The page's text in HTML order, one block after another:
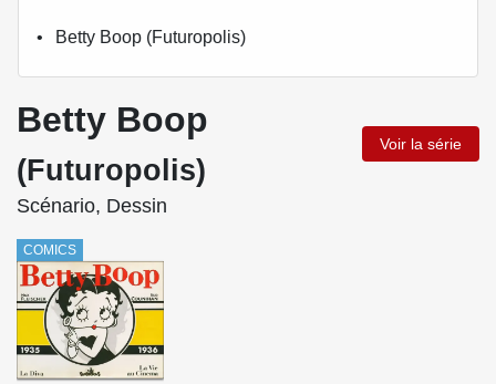
Betty Boop (Futuropolis)
Betty Boop
(Futuropolis)
Voir la série
Scénario, Dessin
COMICS